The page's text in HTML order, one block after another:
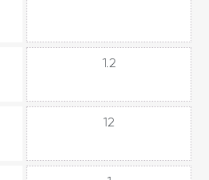
1.2
12